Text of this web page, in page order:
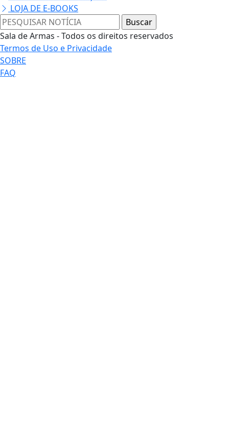
LOJA DE E-BOOKS
Sala de Armas - Todos os direitos reservados
Termos de Uso e Privacidade
SOBRE
FAQ